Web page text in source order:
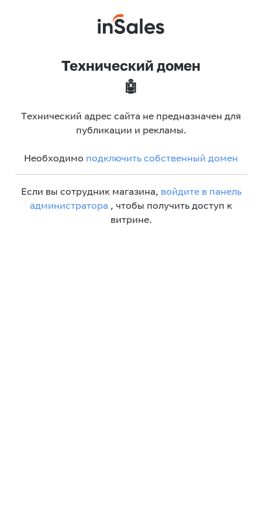
Технический домен
🤖
Технический адрес сайта не предназначен для
публикации и рекламы.
Необходимо подключить собственный домен
Если вы сотрудник магазина, войдите в панель
администратора , чтобы получить доступ к
витрине.